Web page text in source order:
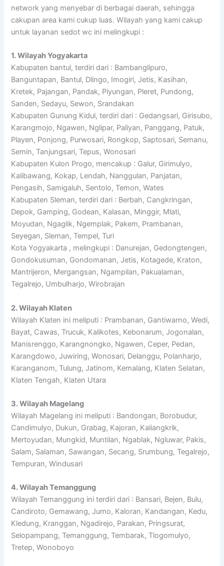
network yang menyebar di berbagai daerah, sehingga
cakupan area kami cukup luas. Wilayah yang kami cakup
untuk layanan sedot wc ini melingkupi :
1. Wilayah Yogyakarta
Kabupaten bantul, terdiri dari : Bambanglipuro,
Banguntapan, Bantul, Dlingo, Imogiri, Jetis, Kasihan,
Kretek, Pajangan, Pandak, Piyungan, Pleret, Pundong,
Sanden, Sedayu, Sewon, Srandakan
Kabupaten Gunung Kidul, terdiri dari : Gedangsari, Girisubo,
Karangmojo, Ngawen, Nglipar, Paliyan, Panggang, Patuk,
Playen, Ponjong, Purwosari, Rongkop, Saptosari, Semanu,
Semin, Tanjungsari, Tepus, Wonosari
Kabupaten Kulon Progo, mencakup : Galur, Girimulyo,
Kalibawang, Kokap, Lendah, Nanggulan, Panjatan,
Pengasih, Samigaluh, Sentolo, Temon, Wates
Kabupaten Sleman, terdiri dari : Berbah, Cangkringan,
Depok, Gamping, Godean, Kalasan, Minggir, Mlati,
Moyudan, Ngaglik, Ngemplak, Pakem, Prambanan,
Seyegan, Sleman, Tempel, Turi
Kota Yogyakarta , melingkupi : Danurejan, Gedongtengen,
Gondokusuman, Gondomanan, Jetis, Kotagede, Kraton,
Mantrijeron, Mergangsan, Ngampilan, Pakualaman,
Tegalrejo, Umbulharjo, Wirobrajan
2. Wilayah Klaten
Wilayah Klaten ini meliputi : Prambanan, Gantiwarno, Wedi,
Bayat, Cawas, Trucuk, Kalikotes, Kebonarum, Jogonalan,
Manisrenggo, Karangnongko, Ngawen, Ceper, Pedan,
Karangdowo, Juwiring, Wonosari, Delanggu, Polanharjo,
Karanganom, Tulung, Jatinom, Kemalang, Klaten Selatan,
Klaten Tengah, Klaten Utara
3. Wilayah Magelang
Wilayah Magelang ini meliputi : Bandongan, Borobudur,
Candimulyo, Dukun, Grabag, Kajoran, Kaliangkrik,
Mertoyudan, Mungkid, Muntilan, Ngablak, Ngluwar, Pakis,
Salam, Salaman, Sawangan, Secang, Srumbung, Tegalrejo,
Tempuran, Windusari
4. Wilayah Temanggung
Wilayah Temanggung ini terdiri dari : Bansari, Bejen, Bulu,
Candiroto, Gemawang, Jumo, Kaloran, Kandangan, Kedu,
Kledung, Kranggan, Ngadirejo, Parakan, Pringsurat,
Selopampang, Temanggung, Tembarak, Tlogomulyo,
Tretep, Wonoboyo